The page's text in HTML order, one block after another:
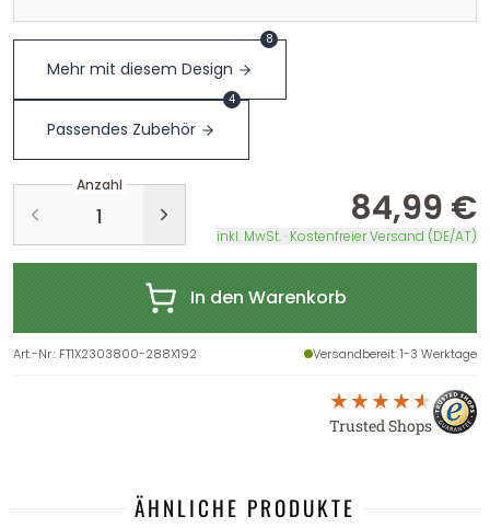
Mehr mit diesem Design
8
Passendes Zubehör
4
Anzahl
84,99 €
inkl. MwSt. · Kostenfreier Versand (DE/AT)
In den Warenkorb
Art.-Nr.: FT1X2303800-288X192 Versandbereit: 1-3 Werktage
Trusted Shops
ÄHNLICHE PRODUKTE